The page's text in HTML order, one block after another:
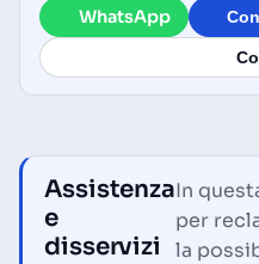
WhatsApp
Assistenza
e
disservizi
In
per
la